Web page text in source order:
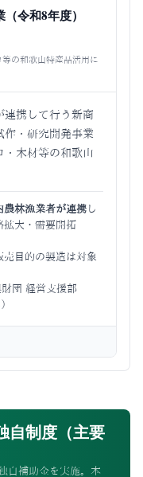
令和8年度）
の和歌山特産品活用に
連携して行う新商
作・研究開発事業
・木材等の和歌山
農林漁業者が連携 し
拡大・需要開拓
目的の製造は対象
団 経営支援部
自制度（主要
自補助金を実施。本